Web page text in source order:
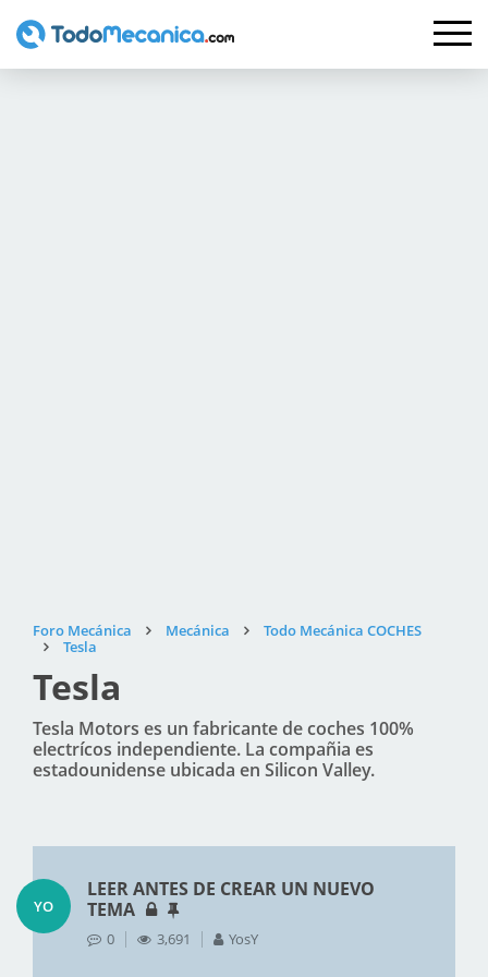
Foro Mecánica Mecánica
Todo Mecánica COCHES
Tesla
Tesla
Tesla Motors es un fabricante de coches 100%
electrícos independiente. La compañia es
estadounidense ubicada en Silicon Valley.
YO
LEER ANTES DE CREAR UN NUEVO
TEMA
0 3,691 YosY